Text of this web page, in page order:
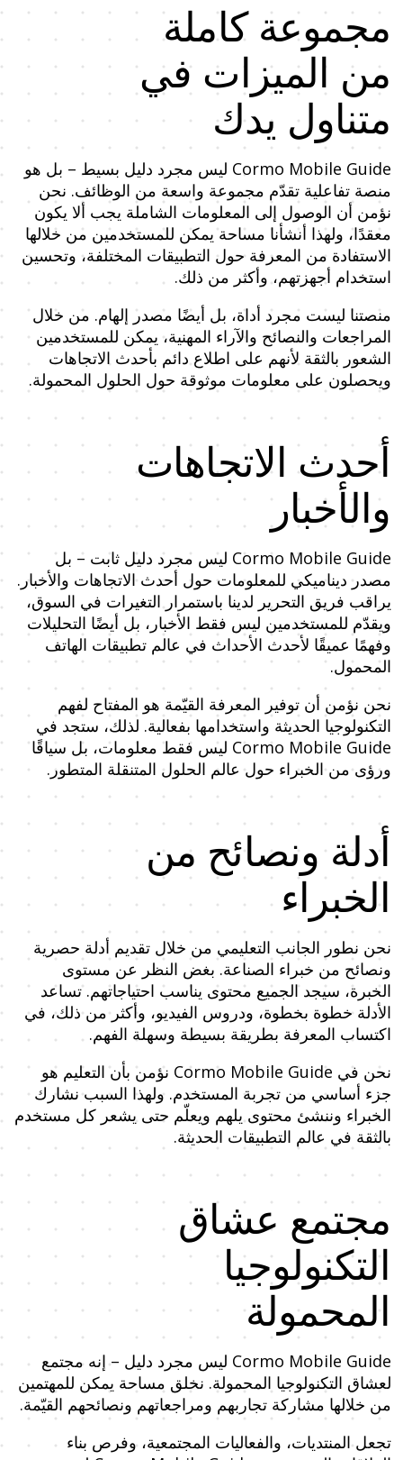
مجموعة كاملة
من الميزات في
متناول يدك
Cormo Mobile Guide ليس مجرد دليل بسيط – بل هو
منصة تفاعلية تقدّم مجموعة واسعة من الوظائف. نحن
نؤمن أن الوصول إلى المعلومات الشاملة يجب ألا يكون
معقدًا، ولهذا أنشأنا مساحة يمكن للمستخدمين من خلالها
الاستفادة من المعرفة حول التطبيقات المختلفة، وتحسين
استخدام أجهزتهم، وأكثر من ذلك.
منصتنا ليست مجرد أداة، بل أيضًا مصدر إلهام. من خلال
المراجعات والنصائح والآراء المهنية، يمكن للمستخدمين
الشعور بالثقة لأنهم على اطلاع دائم بأحدث الاتجاهات
ويحصلون على معلومات موثوقة حول الحلول المحمولة.
أحدث الاتجاهات
والأخبار
Cormo Mobile Guide ليس مجرد دليل ثابت – بل
مصدر ديناميكي للمعلومات حول أحدث الاتجاهات والأخبار.
يراقب فريق التحرير لدينا باستمرار التغيرات في السوق،
ويقدّم للمستخدمين ليس فقط الأخبار، بل أيضًا التحليلات
وفهمًا عميقًا لأحدث الأحداث في عالم تطبيقات الهاتف
المحمول.
نحن نؤمن أن توفير المعرفة القيّمة هو المفتاح لفهم
التكنولوجيا الحديثة واستخدامها بفعالية. لذلك، ستجد في
Cormo Mobile Guide ليس فقط معلومات، بل سياقًا
ورؤى من الخبراء حول عالم الحلول المتنقلة المتطور.
أدلة ونصائح من
الخبراء
نحن نطور الجانب التعليمي من خلال تقديم أدلة حصرية
ونصائح من خبراء الصناعة. بغض النظر عن مستوى
الخبرة، سيجد الجميع محتوى يناسب احتياجاتهم. تساعد
الأدلة خطوة بخطوة، ودروس الفيديو، وأكثر من ذلك، في
اكتساب المعرفة بطريقة بسيطة وسهلة الفهم.
نحن في Cormo Mobile Guide نؤمن بأن التعليم هو
جزء أساسي من تجربة المستخدم. ولهذا السبب نشارك
الخبراء وننشئ محتوى يلهم ويعلّم حتى يشعر كل مستخدم
بالثقة في عالم التطبيقات الحديثة.
مجتمع عشاق
التكنولوجيا
المحمولة
Cormo Mobile Guide ليس مجرد دليل – إنه مجتمع
لعشاق التكنولوجيا المحمولة. نخلق مساحة يمكن للمهتمين
من خلالها مشاركة تجاربهم ومراجعاتهم ونصائحهم القيّمة.
تجعل المنتديات، والفعاليات المجتمعية، وفرص بناء